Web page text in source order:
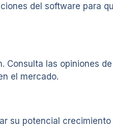
del software para
Consulta las opiniones
el mercado.
su potencial